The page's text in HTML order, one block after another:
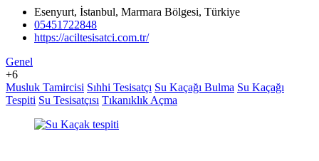
Esenyurt, İstanbul, Marmara Bölgesi, Türkiye
05451722848
https://aciltesisatci.com.tr/
Genel
+6
Musluk Tamircisi Sıhhi Tesisatçı Su Kaçağı Bulma Su Kaçağı
Tespiti Su Tesisatçısı Tıkanıklık Açma